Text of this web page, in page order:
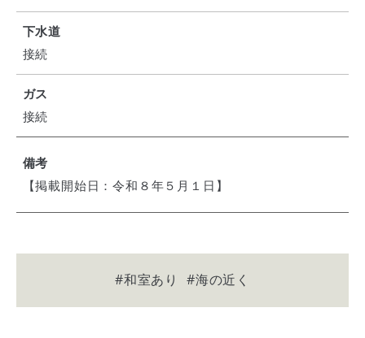
下水道
接続
ガス
接続
備考
【掲載開始日：令和８年５月１日】
#和室あり #海の近く